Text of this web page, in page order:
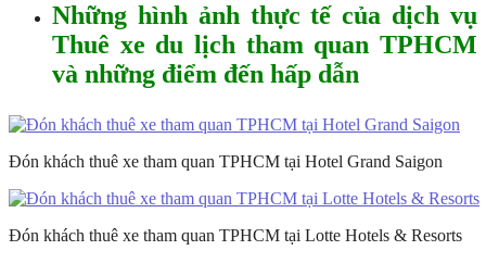
Những hình ảnh thực tế của dịch vụ
Thuê xe du lịch tham quan TPHCM
và những điểm đến hấp dẫn
Đón khách thuê xe tham quan TPHCM tại Hotel Grand Saigon
Đón khách thuê xe tham quan TPHCM tại Lotte Hotels & Resorts